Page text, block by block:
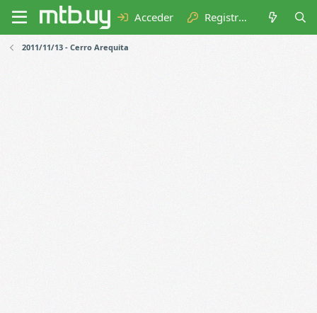
Acceder Registrarse
2011/11/13 - Cerro Arequita